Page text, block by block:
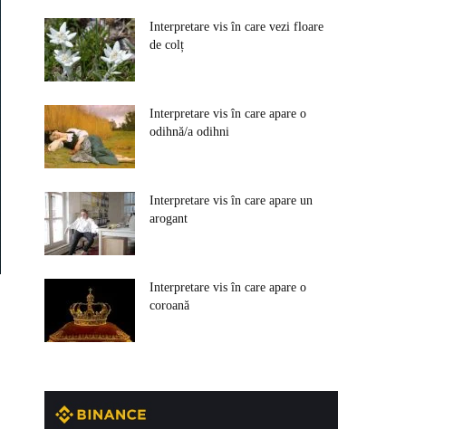
Interpretare vis în care vezi floare
de colț
Interpretare vis în care apare o
odihnă/a odihni
Interpretare vis în care apare un
arogant
Interpretare vis în care apare o
coroană